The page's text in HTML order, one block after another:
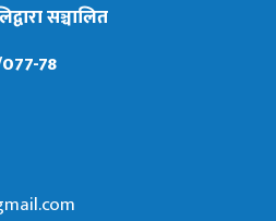
सञ्चालित
78